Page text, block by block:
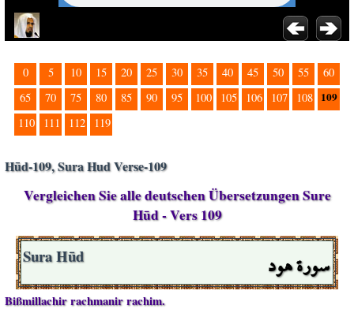
0 5 10 15 20 25 30 35 40 45 50 55
60
65
70 75 80 85 90 95 100 105 106 107 108 109
110 111 112 119
Hūd-109, Sura Hud Verse-109
Vergleichen Sie alle deutschen Übersetzungen Sure
Hūd - Vers 109
سورة هود Sura Hūd
Bißmillachir rachmanir rachim.